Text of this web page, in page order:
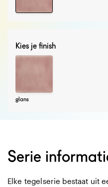
Kies je finish
glans
Serie
Elke tegelserie bestaat uit